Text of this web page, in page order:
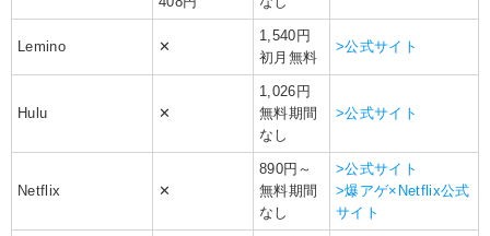
Lemino ✕
1,540円
初月無料
>公式サイト
Hulu ✕
1,026円
無料期間
なし
>公式サイト
Netflix ✕
890円～
無料期間
なし
>公式サイト
>爆アゲ×Netflix公式
サイト